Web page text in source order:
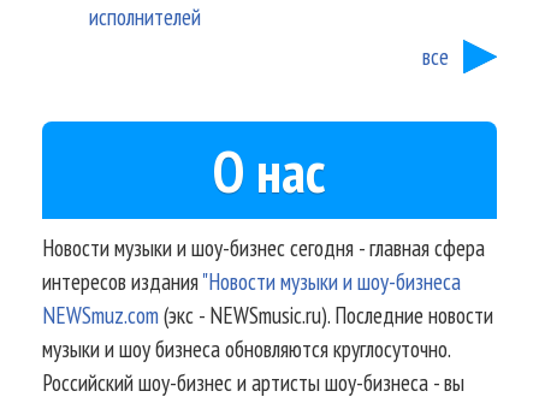
исполнителей
все
О нас
Новости музыки и шоу-бизнес сегодня - главная сфера
интересов издания"Новости музыки и шоу-бизнеса
NEWSmuz.com(экс - NEWSmusic.ru). Последние новости
музыки и шоу бизнеса обновляются круглосуточно.
Российский шоу-бизнес и артисты шоу-бизнеса - вы